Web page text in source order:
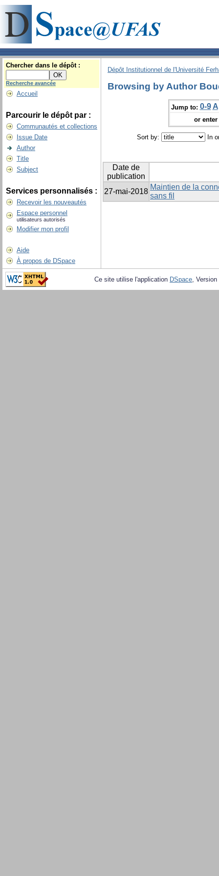
Chercher dans le dépôt :
Recherche avancée
Accueil
Parcourir le dépôt par :
Communautés et collections
Issue Date
Author
Title
Subject
Services personnalisés :
Recevoir les nouveautés
Espace personnel
utilisateurs autorisés
Modifier mon profil
Aide
À propos de DSpace
Dépôt Institutionnel de l'Université
Browsing by Author
Jump to: 0-9 A
or
Sort by: In
Date de
publication
27-mai-2018
Maintien de la
sans fil
Ce site utilise l'application DSpace,